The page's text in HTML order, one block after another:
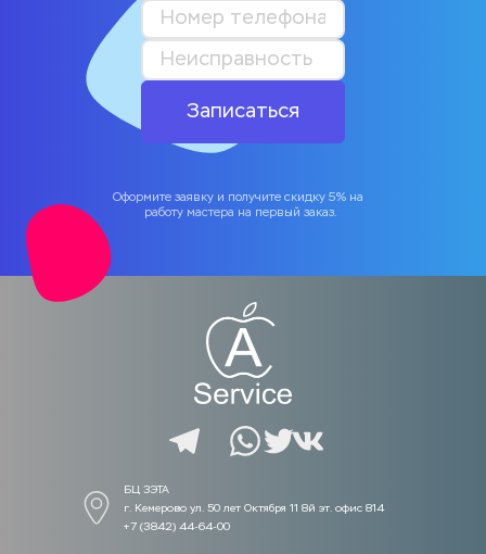
Оформите заявку и получите скидку 5% на
работу мастера на первый заказ.
Записаться
БЦ ЗЭТА
г. Кемерово ул. 50 лет Октября 11 8й эт. офис 814
+7 (3842) 44-64-00